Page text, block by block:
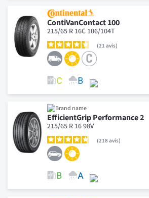
ContiVanContact 100
215/65 R 16C 106/104T
21 avis
EfficientGrip Performance 2
215/65 R 16 98V
218 avis